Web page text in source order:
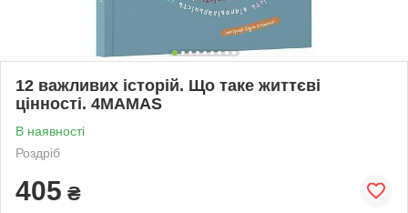
12 важливих історій. Що таке життєві
цінності. 4MAMAS
В наявності
Роздріб
405 ₴